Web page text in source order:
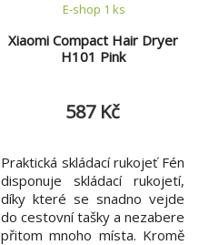
Xiaomi Compact Hair Dryer
H101 Pink
E-shop 1 ks
587 Kč
Praktická skládací rukojeť Fén
disponuje skládací rukojetí,
díky které se snadno vejde
do cestovní tašky a nezabere
přitom mnoho místa. Kromě